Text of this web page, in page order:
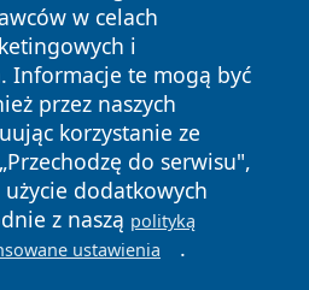
w celach
i
Informacje te mogą być
przez naszych
korzystanie ze
do serwisu",
dodatkowych
z naszą polityką
ustawienia .
Wszystkie prawa
Polityka
Cookies